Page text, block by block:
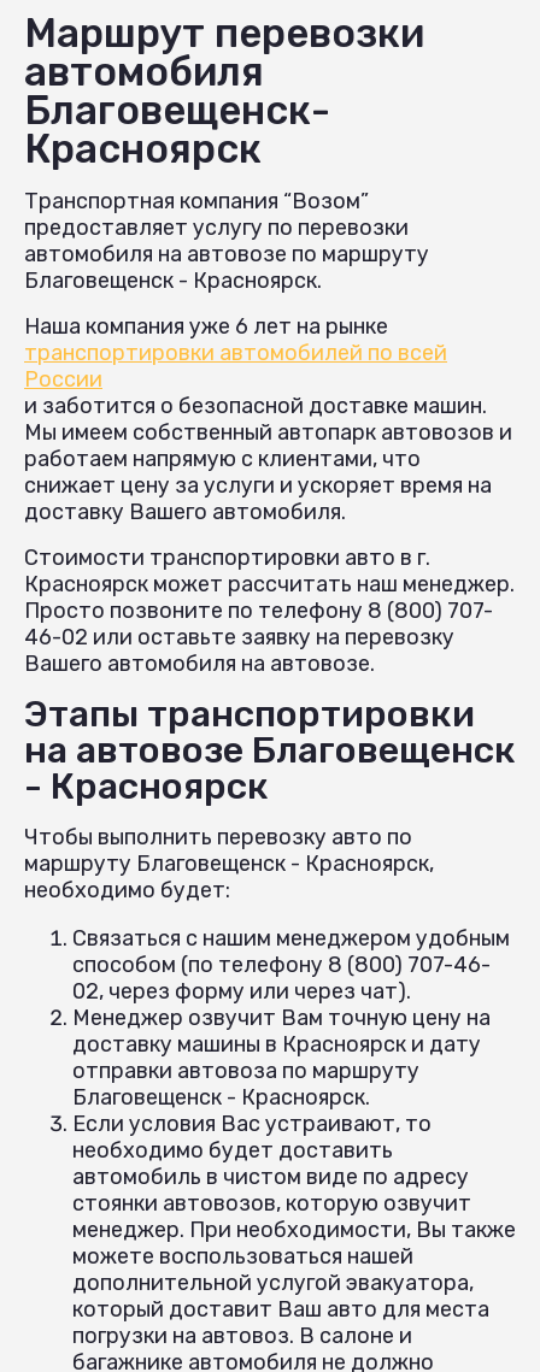
Маршрут перевозки
автомобиля
Благовещенск-
Красноярск
Транспортная компания “Возом”
предоставляет услугу по перевозки
автомобиля на автовозе по маршруту
Благовещенск - Красноярск.
Наша компания уже 6 лет на рынке
транспортировки автомобилей по всей
России
и заботится о безопасной доставке машин.
Мы имеем собственный автопарк автовозов и
работаем напрямую с клиентами, что
снижает цену за услуги и ускоряет время на
доставку Вашего автомобиля.
Стоимости транспортировки авто в г.
Красноярск может рассчитать наш менеджер.
Просто позвоните по телефону 8 (800) 707-
46-02 или оставьте заявку на перевозку
Вашего автомобиля на автовозе.
Этапы транспортировки
на автовозе Благовещенск
- Красноярск
Чтобы выполнить перевозку авто по
маршруту Благовещенск - Красноярск,
необходимо будет:
Связаться с нашим менеджером удобным
способом (по телефону 8 (800) 707-46-
02, через форму или через чат).
Менеджер озвучит Вам точную цену на
доставку машины в Красноярск и дату
отправки автовоза по маршруту
Благовещенск - Красноярск.
Если условия Вас устраивают, то
необходимо будет доставить
автомобиль в чистом виде по адресу
стоянки автовозов, которую озвучит
менеджер. При необходимости, Вы также
можете воспользоваться нашей
дополнительной услугой эвакуатора,
который доставит Ваш авто для места
погрузки на автовоз. В салоне и
багажнике автомобиля не должно